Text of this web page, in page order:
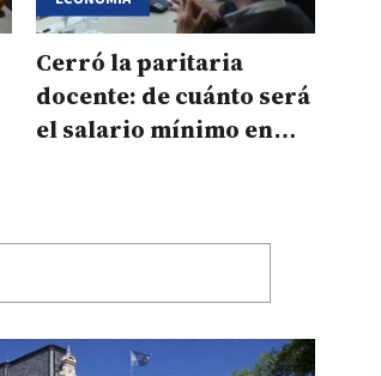
Cerró la paritaria
docente: de cuánto será
el salario mínimo en